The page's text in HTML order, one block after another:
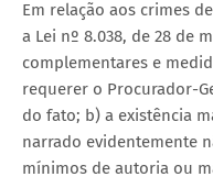
Em relação aos crimes
a Lei nº 8.038, de 28 de
complementares e
requerer o Procurador-
do fato; b) a existência
narrado evidentemente
mínimos de autoria ou